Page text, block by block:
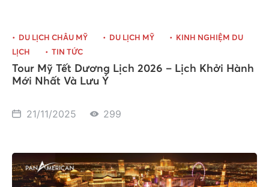
DU LỊCH CHÂU MỸ DU LỊCH MỸ
KINH NGHIỆM DU
LỊCH
TIN TỨC
Tour Mỹ Tết Dương Lịch 2026 – Lịch Khởi Hành
Mới Nhất Và Lưu Ý
21/11/2025 299